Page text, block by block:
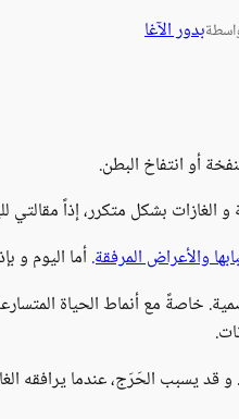
بدور الآغا
أو انتفاخ البطن.
و الغازات بشكل متكرر، إذاً مقالتي
والأعراض المرفقة.أما اليوم و
خاصةً مع أنماط الحياة
و قد يسبب الحَرَج، عندما يرافقه